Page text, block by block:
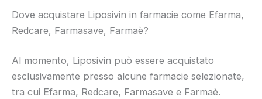
Dove acquistare Liposivin in farmacie come Efarma,
Redcare, Farmasave, Farmaè?
Al momento, Liposivin può essere acquistato
esclusivamente presso alcune farmacie selezionate,
tra cui Efarma, Redcare, Farmasave e Farmaè.